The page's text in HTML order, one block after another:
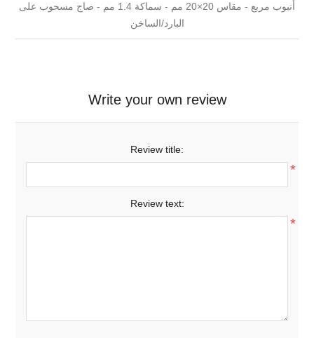
أنبوب مربع - مقاس 20×20 مم - سماكة 1.4 مم - صاج مسحوب على
البارد/الساخن
Write your own review
Review title:
*
Review text:
*